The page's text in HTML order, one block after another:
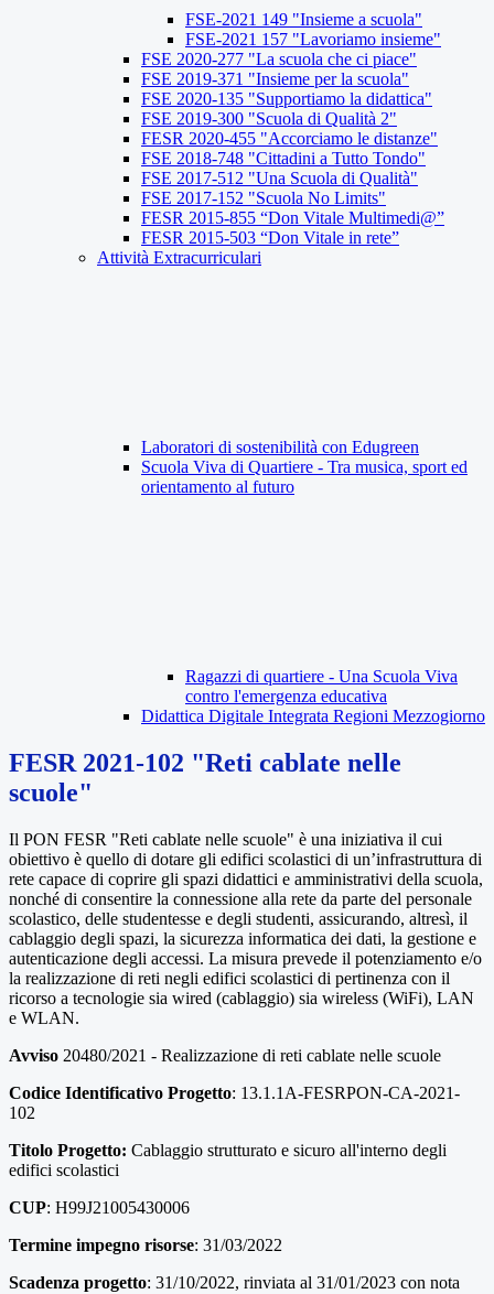
FSE-2021 149 "Insieme a scuola"
FSE-2021 157 "Lavoriamo insieme"
FSE 2020-277 "La scuola che ci piace"
FSE 2019-371 "Insieme per la scuola"
FSE 2020-135 "Supportiamo la didattica"
FSE 2019-300 "Scuola di Qualità 2"
FESR 2020-455 "Accorciamo le distanze"
FSE 2018-748 "Cittadini a Tutto Tondo"
FSE 2017-512 "Una Scuola di Qualità"
FSE 2017-152 "Scuola No Limits"
FESR 2015-855 “Don Vitale Multimedi@”
FESR 2015-503 “Don Vitale in rete”
Attività Extracurriculari
Laboratori di sostenibilità con Edugreen
Scuola Viva di Quartiere - Tra musica, sport ed
orientamento al futuro
Ragazzi di quartiere - Una Scuola Viva
contro l'emergenza educativa
Didattica Digitale Integrata Regioni Mezzogiorno
FESR 2021-102 "Reti cablate nelle
scuole"
Il PON FESR "Reti cablate nelle scuole" è una iniziativa il cui
obiettivo è quello di dotare gli edifici scolastici di un’infrastruttura di
rete capace di coprire gli spazi didattici e amministrativi della scuola,
nonché di consentire la connessione alla rete da parte del personale
scolastico, delle studentesse e degli studenti, assicurando, altresì, il
cablaggio degli spazi, la sicurezza informatica dei dati, la gestione e
autenticazione degli accessi. La misura prevede il potenziamento e/o
la realizzazione di reti negli edifici scolastici di pertinenza con il
ricorso a tecnologie sia wired (cablaggio) sia wireless (WiFi), LAN
e WLAN.
Avviso 20480/2021 - Realizzazione di reti cablate nelle scuole
Codice Identificativo Progetto: 13.1.1A-FESRPON-CA-2021-
102
Titolo Progetto: Cablaggio strutturato e sicuro all'interno degli
edifici scolastici
CUP: H99J21005430006
Termine impegno risorse: 31/03/2022
Scadenza progetto: 31/10/2022, rinviata al 31/01/2023 con nota